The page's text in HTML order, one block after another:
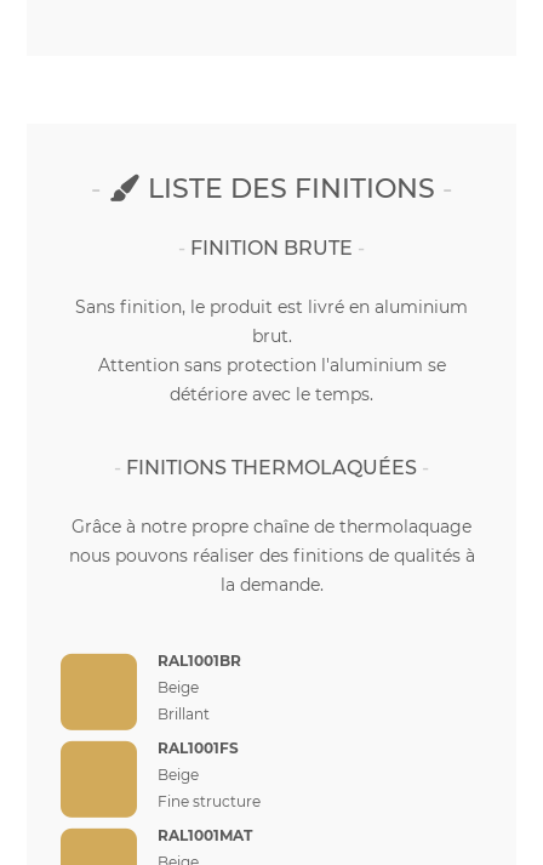
LISTE DES FINITIONS
FINITION BRUTE
Sans finition, le produit est livré en aluminium
brut.
Attention sans protection l'aluminium se
détériore avec le temps.
FINITIONS THERMOLAQUÉES
Grâce à notre propre chaîne de thermolaquage
nous pouvons réaliser des finitions de qualités à
la demande.
RAL1001BR
Beige
Brillant
RAL1001FS
Beige
Fine structure
RAL1001MAT